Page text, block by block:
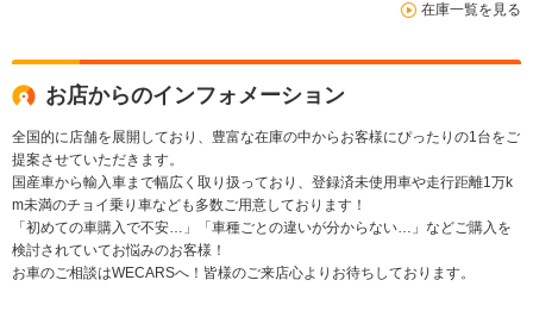
席/エアバッグ
在庫一覧を見る
お店からのインフォメーション
全国的に店舗を展開しており、豊富な在庫の中からお客様にぴったりの1台をご
提案させていただきます。
国産車から輸入車まで幅広く取り扱っており、登録済未使用車や走行距離1万k
m未満のチョイ乗り車なども多数ご用意しております！
「初めての車購入で不安…」「車種ごとの違いが分からない…」などご購入を
検討されていてお悩みのお客様！
お車のご相談はWECARSへ！皆様のご来店心よりお待ちしております。